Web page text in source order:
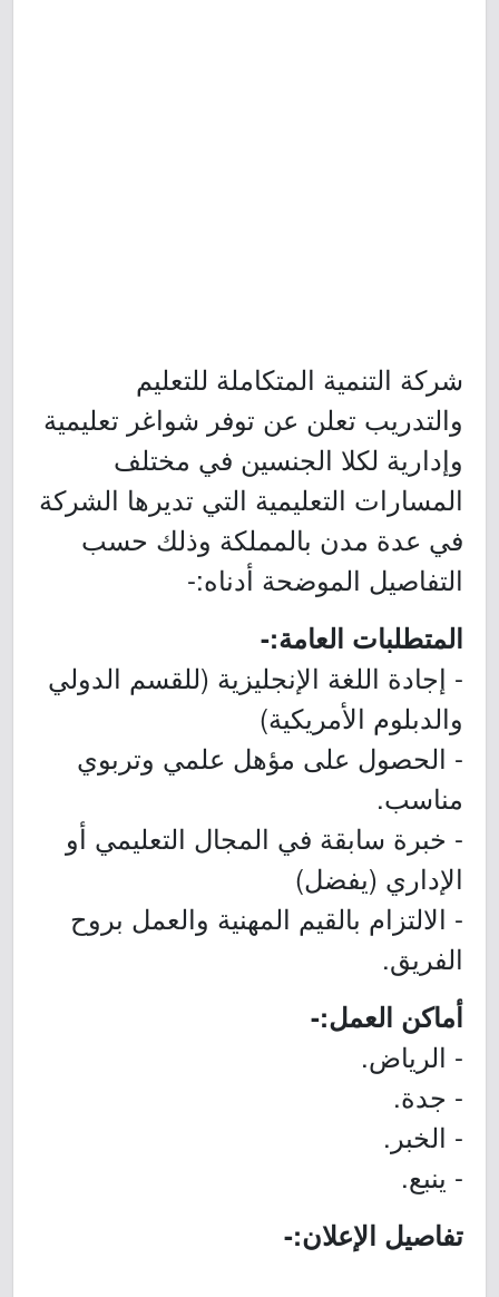
شركة التنمية المتكاملة للتعليم
والتدريب تعلن عن توفر شواغر تعليمية
وإدارية لكلا الجنسين في مختلف
المسارات التعليمية التي تديرها الشركة
في عدة مدن بالمملكة وذلك حسب
التفاصيل الموضحة أدناه:-
المتطلبات العامة:-
- إجادة اللغة الإنجليزية (للقسم الدولي
والدبلوم الأمريكية)
- الحصول على مؤهل علمي وتربوي
مناسب.
- خبرة سابقة في المجال التعليمي أو
الإداري (يفضل)
- الالتزام بالقيم المهنية والعمل بروح
الفريق.
أماكن العمل:-
- الرياض.
- جدة.
- الخبر.
- ينبع.
تفاصيل الإعلان:-